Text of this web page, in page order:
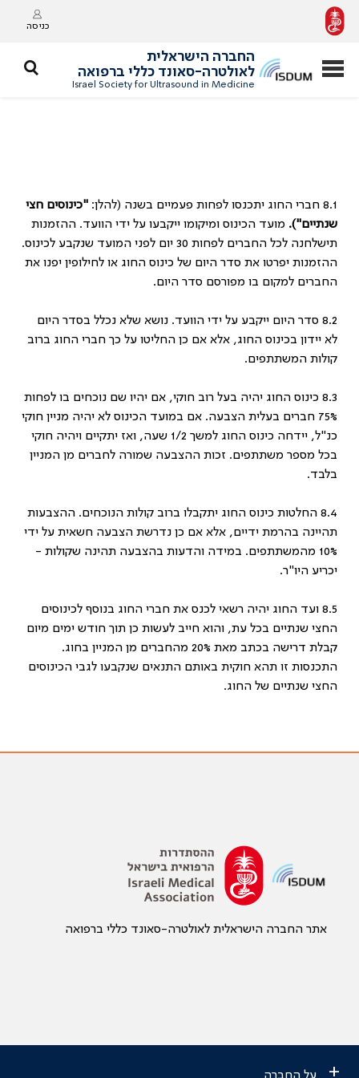
כניסה
החברה הישראלית
לאולטרה-סאונד כללי ברפואה
Israel Society for Ultrasound in Medicine
8.1 חברי החוג יתכנסו לפחות פעמיים בשנה (להלן:
"כינוסים חצי
שנתיים"). מועד הכינוס ומיקומו ייקבעו על ידי הוועד. ההזמנות
תישלחנה לכל החברים לפחות 30 יום לפני המועד שנקבע לכינוס.
ההזמנות יפרטו את סדר היום של כינוס החוג או לחילופין יפנו את
החברים למקום בו מפורסם סדר היום.
8.2 סדר היום ייקבע על ידי הוועד. נושא שלא נכלל בסדר היום
לא יידון בכינוס החוג, אלא אם כן החליטו על כך חברי החוג ברוב
קולות המשתתפים.
8.3 כינוס החוג יהיה בעל רוב חוקי, אם יהיו שם נוכחים בו לפחות
75% חברים בעלית הצבעה. אם במועד הכינוס לא יהיה מניין חוקי
כנ"ל, יידחה כינוס החוג למשך 1/2 שעה, ואז יתקיים ויהיה חוקי
בכל מספר משתתפים. זכות ההצבעה שמורה לחברים מן המניין
בלבד.
8.4 החלטות כינוס החוג יתקבלו ברוב קולות הנוכחים. ההצבעות
תהיינה בהרמת ידיים, אלא אם כן נדרשת הצבעה חשאית על ידי
10% מהמשתתפים. במידה והדעות בהצבעה תהינה שקולות -
יכריע היו"ר.
8.5 ועד החוג יהיה רשאי לכנס את חברי החוג בנוסף לכינוסים
החצי שנתיים בכל עת, והוא חייב לעשות כן תוך חודש ימים מיום
קבלת דרישה בכתב מאת 20% מהחברים מן המניין בחוג.
התכנסות זו תהא חוקית באותם התנאים שנקבעו לגבי הכינוסים
החצי שנתיים של החוג.
אתר החברה הישראלית לאולטרה-סאונד כללי ברפואה
+